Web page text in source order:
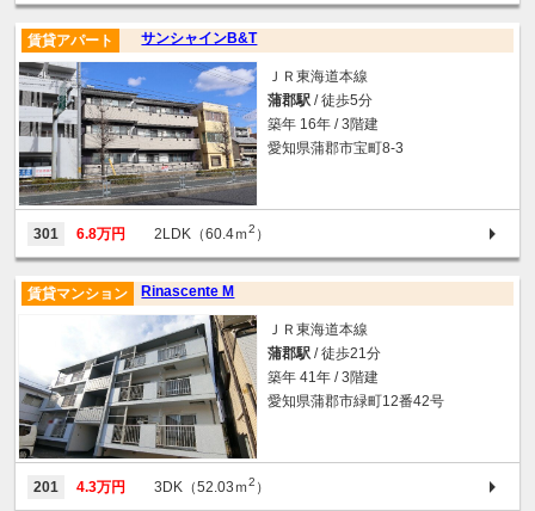
サンシャインB&T
賃貸アパート
ＪＲ東海道本線
蒲郡駅 / 徒歩5分
築年 16年 / 3階建
愛知県蒲郡市宝町8-3
301 6.8万円 2LDK（60.4ｍ2 ）
Rinascente M
賃貸マンション
ＪＲ東海道本線
蒲郡駅 / 徒歩21分
築年 41年 / 3階建
愛知県蒲郡市緑町12番42号
201 4.3万円 3DK（52.03ｍ2 ）